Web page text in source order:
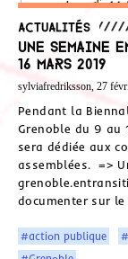
Actualités
Une semaine
16 mars 2019
sylviafredriksson, 27
Pendant la
Grenoble du 9 au
sera dédiée aux
assemblées. =>
documenter sur
#action publique